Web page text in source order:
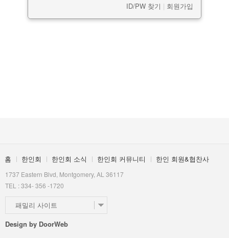
ID/PW 찾기 | 회원가입
홈 한인회 한인회 소식 한인회 커뮤니티 한인 회원&협찬사
1737 Eastern Blvd, Montgomery, AL 36117
TEL : 334- 356 -1720
패밀리 사이트
Design by DoorWeb